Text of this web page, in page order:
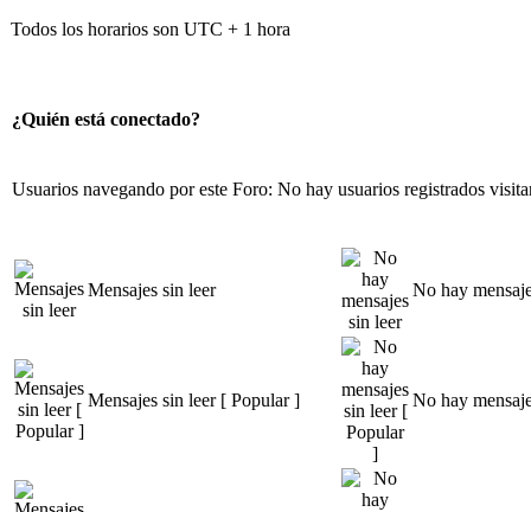
Todos los horarios son UTC + 1 hora
¿Quién está conectado?
Usuarios navegando por este Foro: No hay usuarios registrados
Mensajes sin leer No hay
Mensajes sin leer [ Popular ] No hay